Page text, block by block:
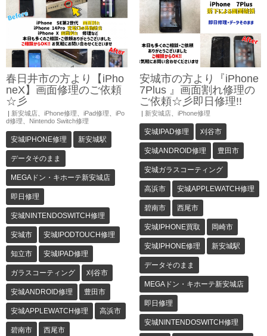
春日井市の方より【iPho
neX】画面修理のご依頼
☆彡
| 新安城店 iPhone修理 iPad修理
iPo
d修理
Nintendo Switch修理
安城IPHONE修理 新安城駅
データそのまま
MEGAドン・キホーテ新安城店
即日修理
安城NINTENDOSWITCH修理
安城市 安城IPODTOUCH修理
知立市 安城IPAD修理
ガラスコーティング 刈谷市
安城ANDROID修理 豊田市
安城APPLEWATCH修理 高浜市
碧南市 西尾市
安城市の方より『iPhone
7Plus 』画面割れ修理の
ご依頼☆彡即日修理!!
| 新安城店 iPhone修理
安城IPAD修理 刈谷市
安城ANDROID修理 豊田市
安城ガラスコーティング
高浜市 安城APPLEWATCH修理
碧南市 西尾市
安城IPHONE買取 岡崎市
安城IPHONE修理 新安城駅
データそのまま
MEGAドン・キホーテ新安城店
即日修理
安城NINTENDOSWITCH修理